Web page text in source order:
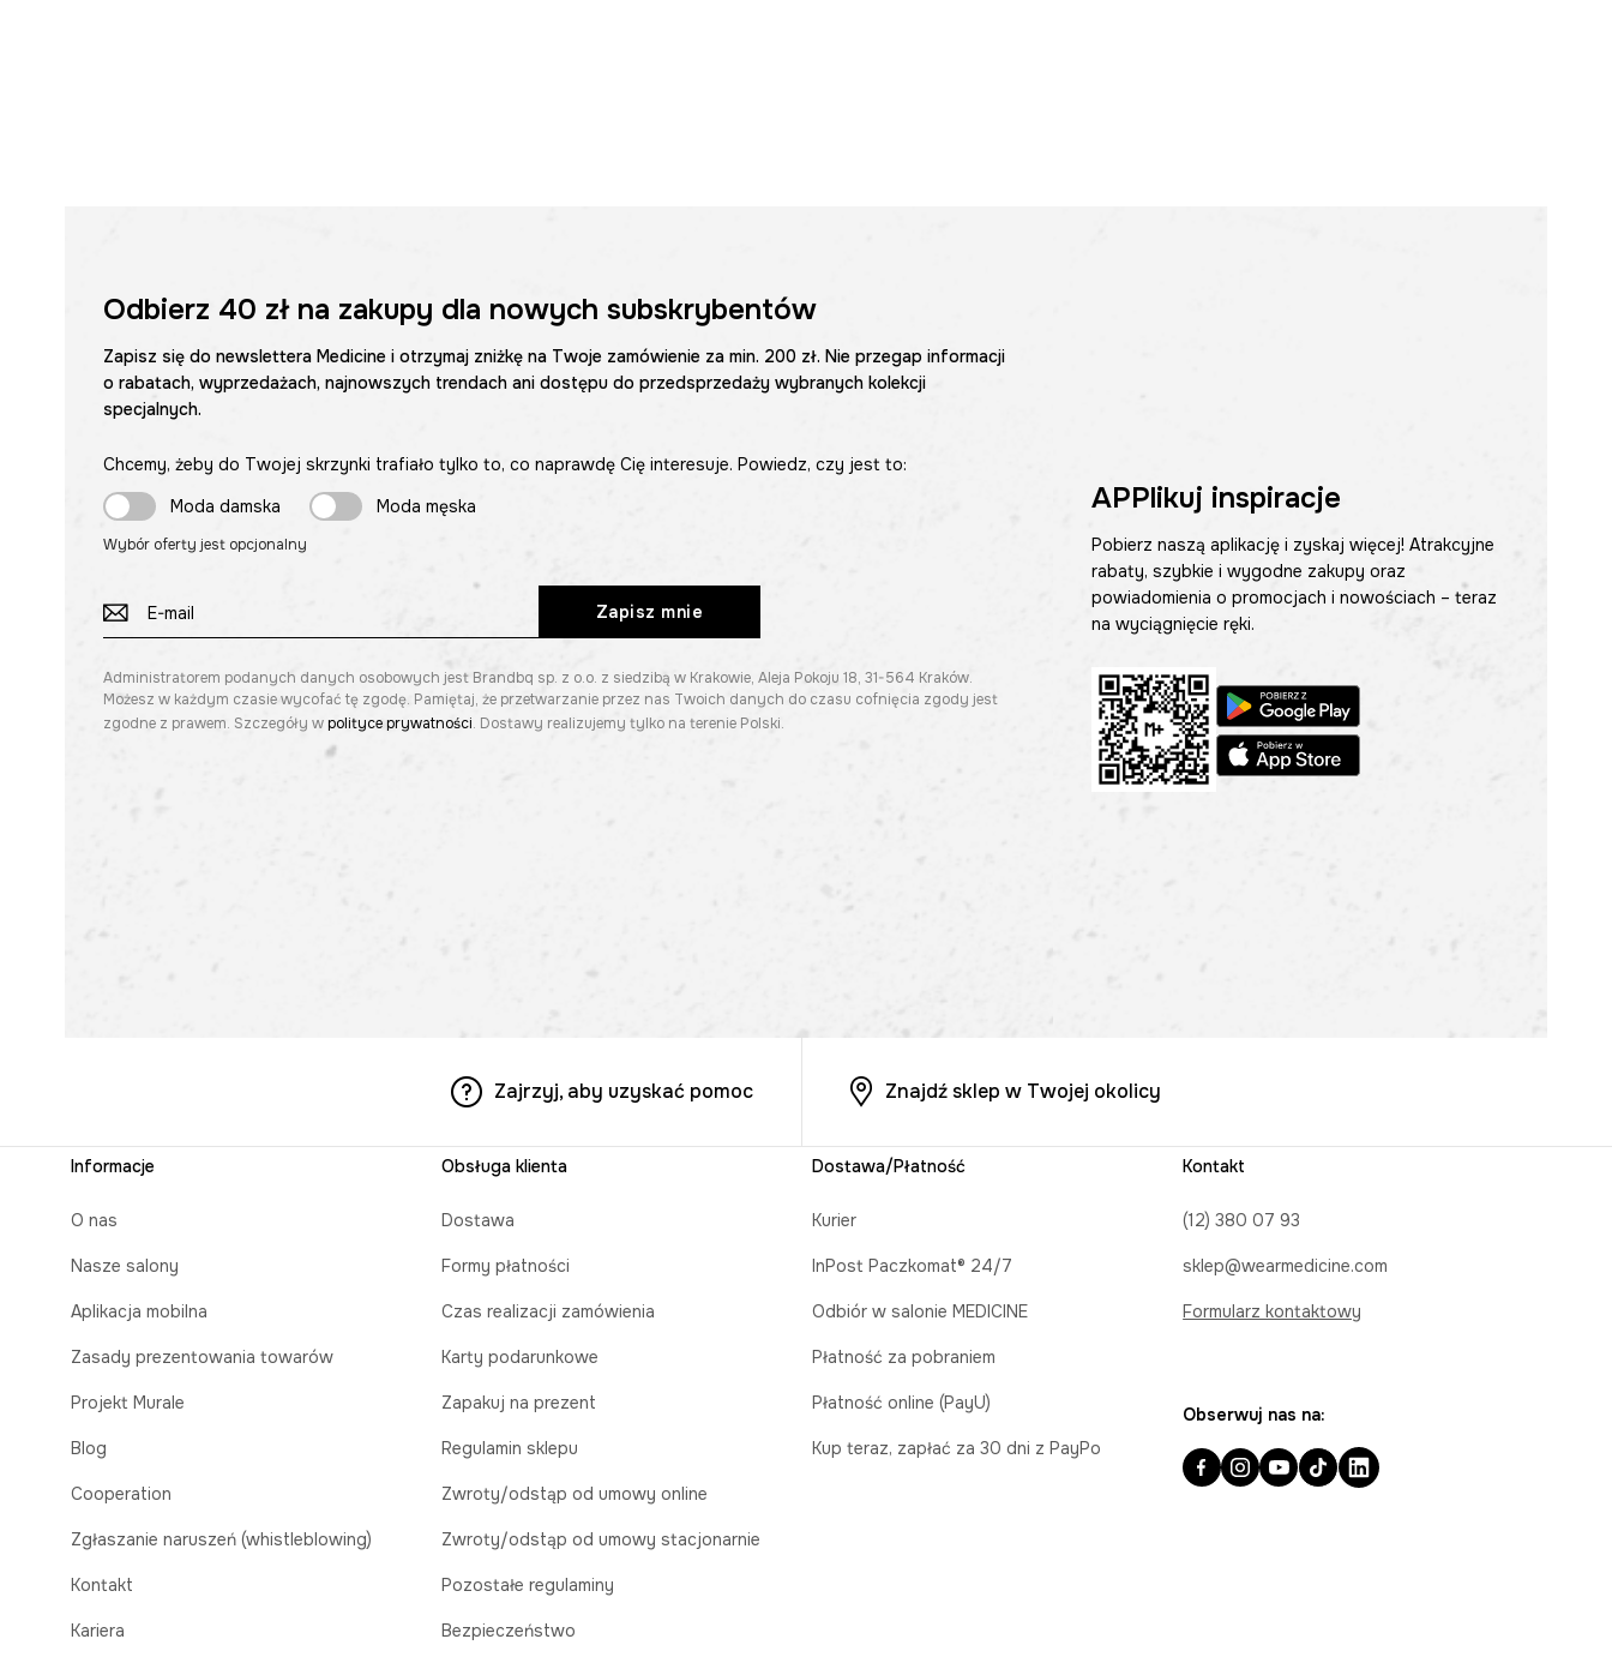
Odbierz 40 złna zakupy dla nowych subskrybentów
Zapisz się do newslettera Medicine i otrzymaj zniżkę na Twoje zamówienie za min. 200 zł. Nie przegap informacji
o rabatach, wyprzedażach, najnowszych trendach ani dostępu do przedsprzedaży wybranych kolekcji
specjalnych.
Chcemy, żeby do Twojej skrzynki trafiało tylko to, co naprawdę Cię interesuje. Powiedz, czy jest to:
Moda damska
Moda męska
Wybór oferty jest opcjonalny
Zapisz mnie
Administratorem podanych danych osobowych jest Brandbq sp. z o.o. z siedzibą w Krakowie, Aleja Pokoju 18, 31-564 Kraków.
Możesz w każdym czasie wycofać tę zgodę. Pamiętaj, że przetwarzanie przez nas Twoich danych do czasu cofnięcia zgody jest
zgodne z prawem. Szczegóły wpolityce prywatności. Dostawy realizujemy tylko na terenie Polski.
APPlikuj inspiracje
Pobierz naszą aplikację i zyskaj więcej! Atrakcyjne
rabaty, szybkie i wygodne zakupy oraz
powiadomienia o promocjach i nowościach – teraz
na wyciągnięcie ręki.
Zajrzyj, aby uzyskać pomoc Znajdź sklep w Twojej okolicy
Informacje
O nas
Nasze salony
Aplikacja mobilna
Zasady prezentowania towarów
Projekt Murale
Blog
Cooperation
Zgłaszanie naruszeń (whistleblowing)
Kontakt
Kariera
Obsługa klienta
Dostawa
Formy płatności
Czas realizacji zamówienia
Karty podarunkowe
Zapakuj na prezent
Regulamin sklepu
Zwroty/odstąp od umowy online
Zwroty/odstąp od umowy stacjonarnie
Pozostałe regulaminy
Bezpieczeństwo
Dostawa/Płatność
Kurier
InPost Paczkomat® 24/7
Odbiór w salonie MEDICINE
Płatność za pobraniem
Płatność online (PayU)
Kup teraz, zapłać za 30 dni z PayPo
Kontakt
(12) 380 07 93
sklep@wearmedicine.com
Formularz kontaktowy
Obserwuj nas na: